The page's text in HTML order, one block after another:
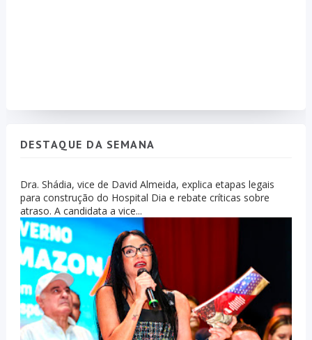
DESTAQUE DA SEMANA
Dra. Shádia, vice de David Almeida, explica etapas legais
para construção do Hospital Dia e rebate críticas sobre
atraso. A candidata a vice...